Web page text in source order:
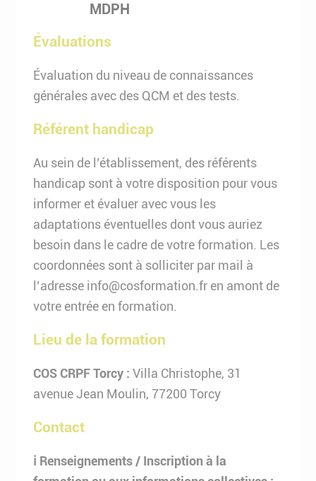
MDPH
Évaluations
Évaluation du niveau de connaissances
générales avec des QCM et des tests.
Référent handicap
Au sein de l’établissement, des référents
handicap sont à votre disposition pour vous
informer et évaluer avec vous les
adaptations éventuelles dont vous auriez
besoin dans le cadre de votre formation. Les
coordonnées sont à solliciter par mail à
l’adresse info@cosformation.fr en amont de
votre entrée en formation.
Lieu de la formation
COS CRPF Torcy : Villa Christophe, 31
avenue Jean Moulin, 77200 Torcy
Contact
ℹ️ Renseignements / Inscription à la